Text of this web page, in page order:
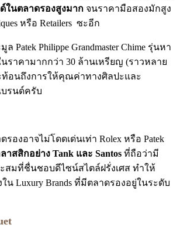
ในตลาดรองสูงมาก จนราคามือสองมักสูง
หรือ Retailers ซะอีก
Patek Philippe Grandmaster Chime รุ่นหา
ราคามากกว่า 30 ล้านเหรียญ (ราวหลาย
ท้อนถึงการให้คุณค่าทางศิลปะและ
รนด์ครับ
รองอาจไม่โดดเด่นเท่า Rolex หรือ Patek
สสิกอย่าง Tank และ Santos ที่ถือว่ามี
สมที่ชื่นชอบดีไซน์สไตล์ฝรั่งเศส ทำให้
ใน Luxury Brands ที่มีตลาดรองอยู่ในระดับ